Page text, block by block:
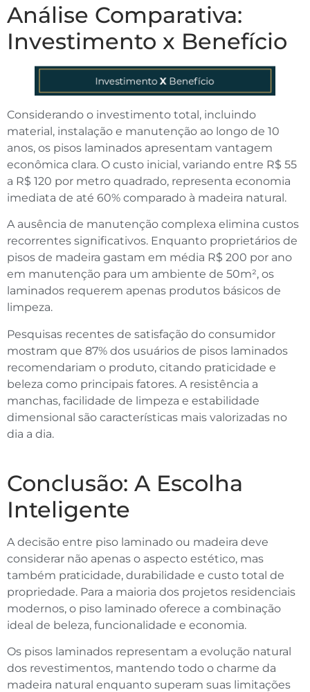
Análise Comparativa:
Investimento x Benefício
Considerando o investimento total, incluindo
material, instalação e manutenção ao longo de 10
anos, os pisos laminados apresentam vantagem
econômica clara. O custo inicial, variando entre R$ 55
a R$ 120 por metro quadrado, representa economia
imediata de até 60% comparado à madeira natural.
A ausência de manutenção complexa elimina custos
recorrentes significativos. Enquanto proprietários de
pisos de madeira gastam em média R$ 200 por ano
em manutenção para um ambiente de 50m², os
laminados requerem apenas produtos básicos de
limpeza.
Pesquisas recentes de satisfação do consumidor
mostram que 87% dos usuários de pisos laminados
recomendariam o produto, citando praticidade e
beleza como principais fatores. A resistência a
manchas, facilidade de limpeza e estabilidade
dimensional são características mais valorizadas no
dia a dia.
Conclusão: A Escolha
Inteligente
A decisão entre piso laminado ou madeira deve
considerar não apenas o aspecto estético, mas
também praticidade, durabilidade e custo total de
propriedade. Para a maioria dos projetos residenciais
modernos, o piso laminado oferece a combinação
ideal de beleza, funcionalidade e economia.
Os pisos laminados representam a evolução natural
dos revestimentos, mantendo todo o charme da
madeira natural enquanto superam suas limitações